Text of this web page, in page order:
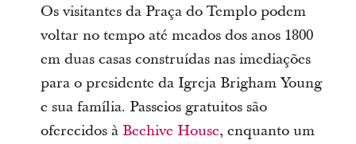
Os visitantes da Praça do Templo podem
voltar no tempo até meados dos anos 1800
em duas casas construídas nas imediações
para o presidente da Igreja Brigham Young
e sua família. Passeios gratuitos são
oferecidos à Beehive House, enquanto um